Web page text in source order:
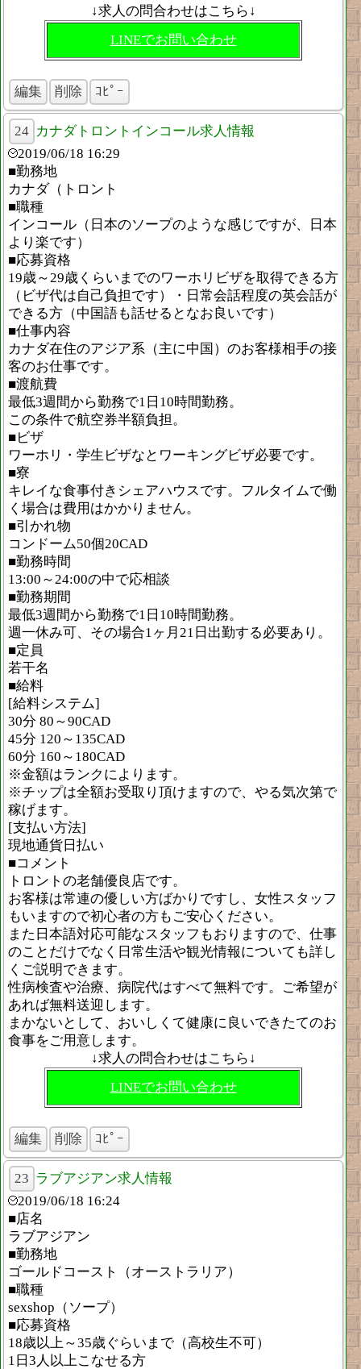
↓求人の問合わせはこちら↓
LINEでお問い合わせ
編集 削除 ｺﾋﾟｰ
24 カナダトロントインコール求人情報
2019/06/18 16:29
■勤務地
カナダ（トロント
■職種
インコール（日本のソープのような感じですが、日本
より楽です）
■応募資格
19歳～29歳くらいまでのワーホリビザを取得できる方
（ビザ代は自己負担です）・日常会話程度の英会話が
できる方（中国語も話せるとなお良いです）
■仕事内容
カナダ在住のアジア系（主に中国）のお客様相手の接
客のお仕事です。
■渡航費
最低3週間から勤務で1日10時間勤務。
この条件で航空券半額負担。
■ビザ
ワーホリ・学生ビザなとワーキングビザ必要です。
■寮
キレイな食事付きシェアハウスです。フルタイムで働
く場合は費用はかかりません。
■引かれ物
コンドーム50個20CAD
■勤務時間
13:00～24:00の中で応相談
■勤務期間
最低3週間から勤務で1日10時間勤務。
週一休み可、その場合1ヶ月21日出勤する必要あり。
■定員
若干名
■給料
[給料システム]
30分 80～90CAD
45分 120～135CAD
60分 160～180CAD
※金額はランクによります。
※チップは全額お受取り頂けますので、やる気次第で
稼げます。
[支払い方法]
現地通貨日払い
■コメント
トロントの老舗優良店です。
お客様は常連の優しい方ばかりですし、女性スタッフ
もいますので初心者の方もご安心ください。
また日本語対応可能なスタッフもおりますので、仕事
のことだけでなく日常生活や観光情報についても詳し
くご説明できます。
性病検査や治療、病院代はすべて無料です。ご希望が
あれば無料送迎します。
まかないとして、おいしくて健康に良いできたてのお
食事をご用意します。
↓求人の問合わせはこちら↓
LINEでお問い合わせ
編集 削除 ｺﾋﾟｰ
23 ラブアジアン求人情報
2019/06/18 16:24
■店名
ラブアジアン
■勤務地
ゴールドコースト（オーストラリア）
■職種
sexshop（ソープ）
■応募資格
18歳以上～35歳ぐらいまで（高校生不可）
1日3人以上こなせる方